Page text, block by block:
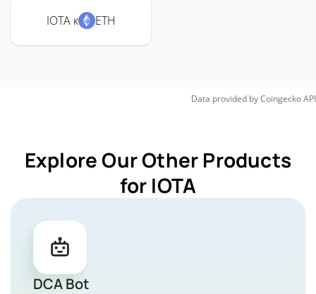
IOTA к ETH
Data provided byCoingeckoAPI
Explore Our Other Products
for IOTA
DCA Bot